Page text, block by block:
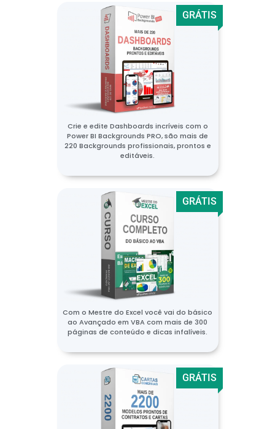
GRÁTIS
Crie e edite Dashboards incríveis com o
Power BI Backgrounds PRO, são mais de
220 Backgrounds profissionais, prontos e
editáveis.
GRÁTIS
Com o Mestre do Excel você vai do básico
ao Avançado em VBA com mais de 300
páginas de conteúdo e dicas infalíveis.
GRÁTIS